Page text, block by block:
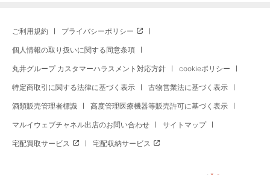
ご利用規約 プライバシーポリシー
個人情報の取り扱いに関する同意条項
丸井グループ カスタマーハラスメント対応方針 cookieポリシー
特定商取引に関する法律に基づく表示 古物営業法に基づく表示
酒類販売管理者標識 高度管理医療機器等販売許可に基づく表示
マルイウェブチャネル出店のお問い合わせ サイトマップ
宅配買取サービス 宅配収納サービス